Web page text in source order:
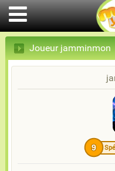
Joueur jamminmon
9